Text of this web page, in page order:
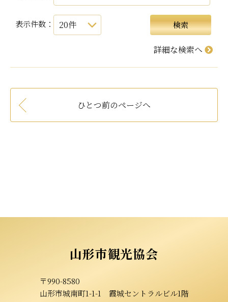
表示件数：
詳細な検索へ
ひとつ前のページへ
山形市観光協会
〒990-8580
山形市城南町1-1-1 霞城セントラルビル1階